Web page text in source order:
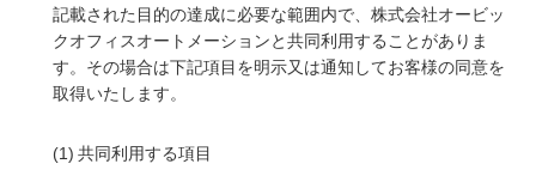
記載された目的の達成に必要な範囲内で、株式会社オービッ
クオフィスオートメーションと共同利用することがありま
す。その場合は下記項目を明示又は通知してお客様の同意を
取得いたします。
(1) 共同利用する項目